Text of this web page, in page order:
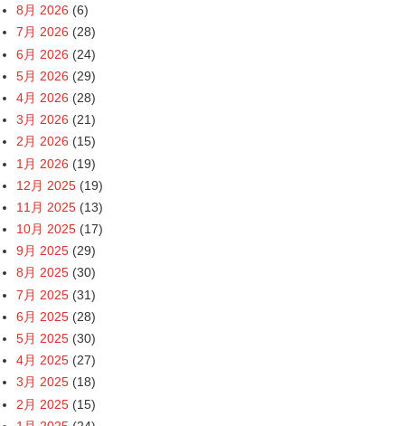
8月 2026 (6)
7月 2026 (28)
6月 2026 (24)
5月 2026 (29)
4月 2026 (28)
3月 2026 (21)
2月 2026 (15)
1月 2026 (19)
12月 2025 (19)
11月 2025 (13)
10月 2025 (17)
9月 2025 (29)
8月 2025 (30)
7月 2025 (31)
6月 2025 (28)
5月 2025 (30)
4月 2025 (27)
3月 2025 (18)
2月 2025 (15)